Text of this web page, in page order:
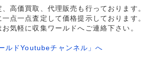
高価買取、代理販売も行っております。
点一点査定して価格提示しております。
気軽に収集ワールドへご連絡下さい。
ルドYoutubeチャンネル」へ